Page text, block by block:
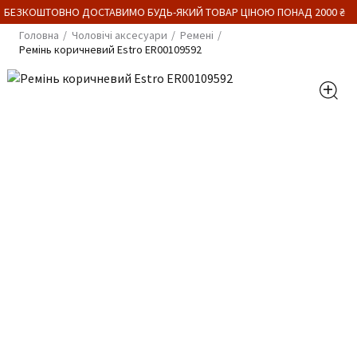
ДОСТАВИМО БУДЬ-ЯКИЙ ТОВАР ЦІНОЮ ПОНАД 2000 ₴
Головна
Чоловічі аксесуари
Ремені
Ремінь коричневий Estro ER00109592